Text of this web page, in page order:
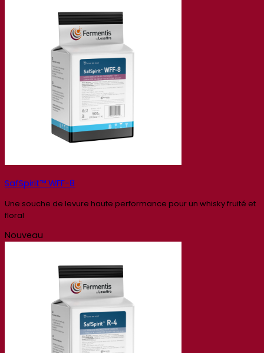
SafSpirit™ WFF-8
Une souche de levure haute performance pour un whisky fruité et
floral
Nouveau